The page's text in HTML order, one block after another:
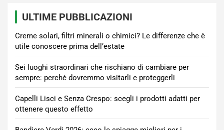
ULTIME PUBBLICAZIONI
Creme solari, filtri minerali o chimici? Le differenze che è
utile conoscere prima dell’estate
Sei luoghi straordinari che rischiano di cambiare per
sempre: perché dovremmo visitarli e proteggerli
Capelli Lisci e Senza Crespo: scegli i prodotti adatti per
ottenere questo effetto